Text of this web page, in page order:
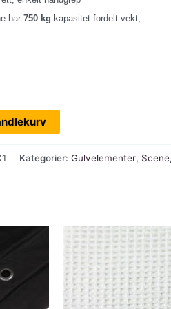
har 750 kg kapasitet fordelt vekt,
Kategorier: Gulvelementer, Scene,